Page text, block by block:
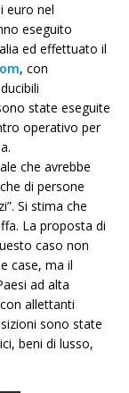
euro nel
eseguito
ed effettuato il
, con
state eseguite
operativo per
che avrebbe
di persone
Si stima che
La proposta di
caso non
case, ma il
ad alta
allettanti
sono state
beni di lusso,